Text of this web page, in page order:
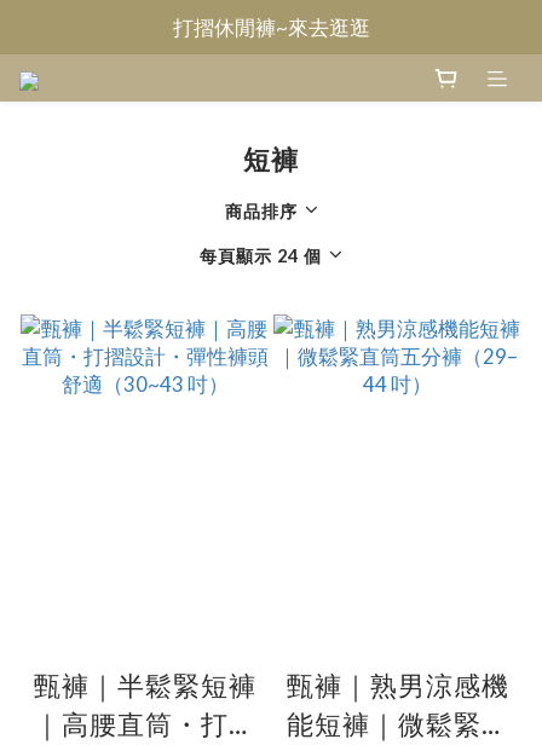
Welcome~甄褲
打摺休閒褲~來去逛逛
短褲
商品排序
每頁顯示 24 個
甄褲｜半鬆緊短褲
｜高腰直筒・打摺
甄褲｜熟男涼感機
能短褲｜微鬆緊直